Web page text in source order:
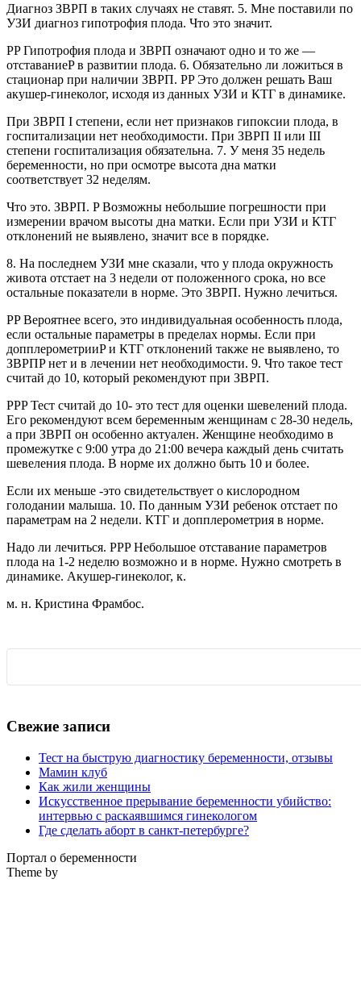
Диагноз ЗВРП в таких случаях не ставят. 5. Мне поставили по
УЗИ диагноз гипотрофия плода. Что это значит.
PP Гипотрофия плода и ЗВРП означают одно и то же —
отставаниеP в развитии плода. 6. Обязательно ли ложиться в
стационар при наличии ЗВРП. PP Это должен решать Ваш
акушер-гинеколог, исходя из данных УЗИ и КТГ в динамике.
При ЗВРП I степени, если нет признаков гипоксии плода, в
госпитализации нет необходимости. При ЗВРП II или III
степени госпитализация обязательна. 7. У меня 35 недель
беременности, но при осмотре высота дна матки
соответствует 32 неделям.
Что это. ЗВРП. P Возможны небольшие погрешности при
измерении врачом высоты дна матки. Если при УЗИ и КТГ
отклонений не выявлено, значит все в порядке.
8. На последнем УЗИ мне сказали, что у плода окружность
живота отстает на 3 недели от положенного срока, но все
остальные показатели в норме. Это ЗВРП. Нужно лечиться.
PP Вероятнее всего, это индивидуальная особенность плода,
если остальные параметры в пределах нормы. Если при
допплерометрииP и КТГ отклонений также не выявлено, то
ЗВРПP нет и в лечении нет необходимости. 9. Что такое тест
считай до 10, который рекомендуют при ЗВРП.
PPP Тест считай до 10- это тест для оценки шевелений плода.
Его рекомендуют всем беременным женщинам с 28-30 недель,
а при ЗВРП он особенно актуален. Женщине необходимо в
промежутке с 9:00 утра до 21:00 вечера каждый день считать
шевеления плода. В норме их должно быть 10 и более.
Если их меньше -это свидетельствует о кислородном
голодании малыша. 10. По данным УЗИ ребенок отстает по
параметрам на 2 недели. КТГ и допплерометрия в норме.
Надо ли лечиться. PPP Небольшое отставание параметров
плода на 1-2 неделю возможно и в норме. Нужно смотреть в
динамике. Акушер-гинеколог, к.
м. н. Кристина Фрамбос.
Свежие записи
Тест на быструю диагностику беременности, отзывы
Мамин клуб
Как жили женщины
Искусственное прерывание беременности убийство:
интервью с раскаявшимся гинекологом
Где сделать аборт в санкт-петербурге?
Портал о беременности
Theme by